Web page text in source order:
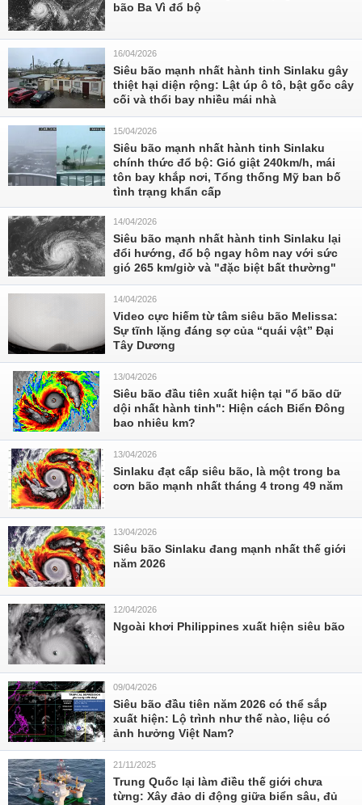
bão Ba Vì đổ bộ
16/04/2026
Siêu bão mạnh nhất hành tinh Sinlaku gây
thiệt hại diện rộng: Lật úp ô tô, bật gốc cây
cối và thổi bay nhiều mái nhà
15/04/2026
Siêu bão mạnh nhất hành tinh Sinlaku
chính thức đổ bộ: Gió giật 240km/h, mái
tôn bay khắp nơi, Tổng thống Mỹ ban bố
tình trạng khẩn cấp
14/04/2026
Siêu bão mạnh nhất hành tinh Sinlaku lại
đổi hướng, đổ bộ ngay hôm nay với sức
gió 265 km/giờ và "đặc biệt bất thường"
14/04/2026
Video cực hiếm từ tâm siêu bão Melissa:
Sự tĩnh lặng đáng sợ của “quái vật” Đại
Tây Dương
13/04/2026
Siêu bão đầu tiên xuất hiện tại "ổ bão dữ
dội nhất hành tinh": Hiện cách Biển Đông
bao nhiêu km?
13/04/2026
Sinlaku đạt cấp siêu bão, là một trong ba
cơn bão mạnh nhất tháng 4 trong 49 năm
13/04/2026
Siêu bão Sinlaku đang mạnh nhất thế giới
năm 2026
12/04/2026
Ngoài khơi Philippines xuất hiện siêu bão
09/04/2026
Siêu bão đầu tiên năm 2026 có thể sắp
xuất hiện: Lộ trình như thế nào, liệu có
ảnh hưởng Việt Nam?
21/11/2025
Trung Quốc lại làm điều thế giới chưa
từng: Xây đảo di động giữa biển sâu, đủ